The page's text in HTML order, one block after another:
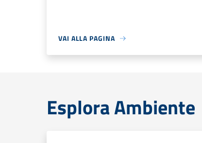
VAI ALLA PAGINA
Esplora Ambiente